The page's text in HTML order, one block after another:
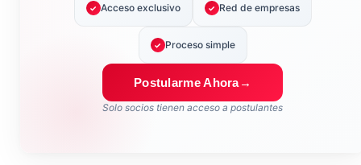
Acceso exclusivo Red de empresas
Proceso simple
Postularme Ahora
Solo socios tienen acceso a postulantes